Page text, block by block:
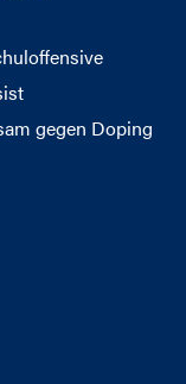
gegen Doping